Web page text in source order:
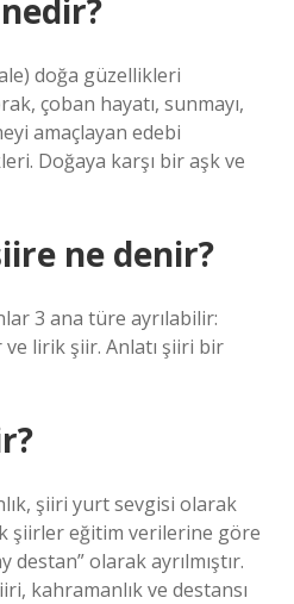
doğa güzellikleri
çoban hayatı, sunmayı,
amaçlayan edebi
Doğaya karşı bir aşk ve
ne denir?
3 ana türe ayrılabilir:
lirik şiir. Anlatı şiiri bir
şiiri yurt sevgisi olarak
şiirler eğitim verilerine göre
destan” olarak ayrılmıştır.
kahramanlık ve destansı